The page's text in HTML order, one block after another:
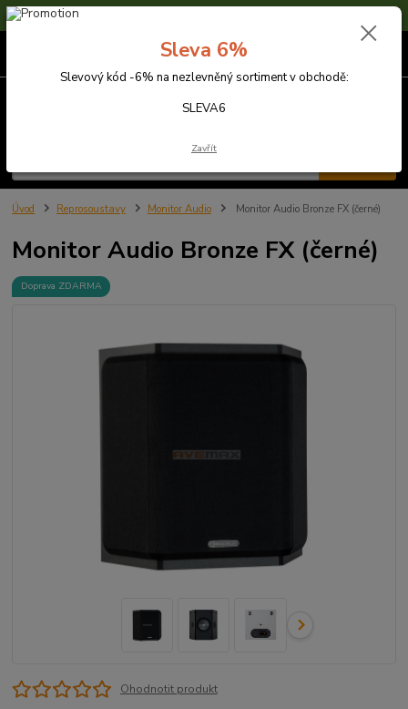
Sleva 6% na nezlevněné zboží s kódem SLEVA6
Úvod Reprosoustavy Monitor Audio Monitor Audio Bronze FX (černé)
Monitor Audio Bronze FX (černé)
Doprava ZDARMA
Ohodnotit produkt
Sleva 6%
Slevový kód -6% na nezlevněný sortiment v obchodě:
SLEVA6
Zavřít